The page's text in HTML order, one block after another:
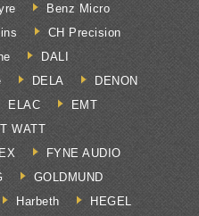
Benz Micro
CH Precision
DALI
DELA
DENON
ELAC
EMT
WATT
FYNE AUDIO
GOLDMUND
Harbeth
HEGEL